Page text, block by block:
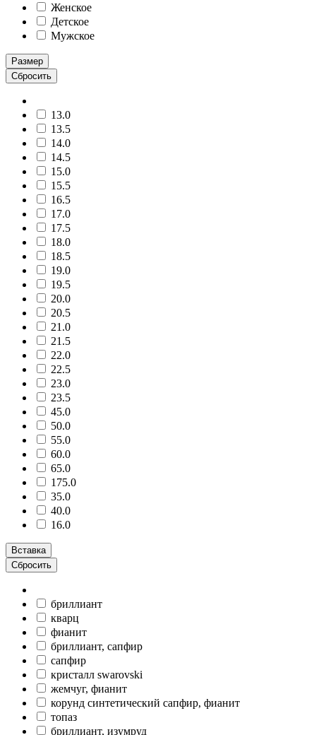
Женское
Детское
Мужское
Размер
Сбросить
13.0
13.5
14.0
14.5
15.0
15.5
16.5
17.0
17.5
18.0
18.5
19.0
19.5
20.0
20.5
21.0
21.5
22.0
22.5
23.0
23.5
45.0
50.0
55.0
60.0
65.0
175.0
35.0
40.0
16.0
Вставка
Сбросить
бриллиант
кварц
фианит
бриллиант, сапфир
сапфир
кристалл swarovski
жемчуг, фианит
корунд синтетический сапфир, фианит
топаз
бриллиант, изумруд